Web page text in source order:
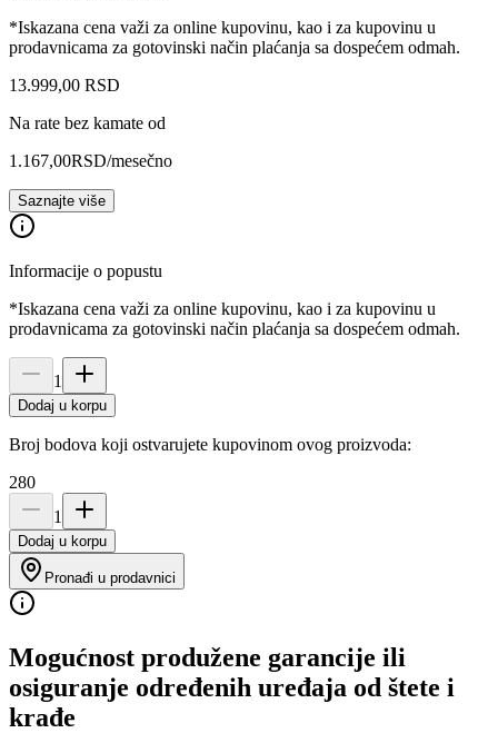
*Iskazana cena važi za online kupovinu, kao i za kupovinu u
prodavnicama za gotovinski način plaćanja sa dospećem odmah.
13.999,00 RSD
Na rate bez kamate od
1.167,00RSD/mesečno
Saznajte više
Informacije o popustu
*Iskazana cena važi za online kupovinu, kao i za kupovinu u
prodavnicama za gotovinski način plaćanja sa dospećem odmah.
1
Dodaj u korpu
Broj bodova koji ostvarujete kupovinom ovog proizvoda:
280
1
Dodaj u korpu
Pronađi u prodavnici
Mogućnost produžene garancije ili
osiguranje određenih uređaja od štete i
krađe